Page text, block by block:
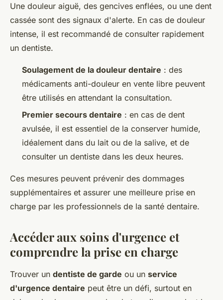
Une douleur aiguë, des gencives enflées, ou une dent
cassée sont des signaux d'alerte. En cas de douleur
intense, il est recommandé de consulter rapidement
un dentiste.
Soulagement de la douleur dentaire : des
médicaments anti-douleur en vente libre peuvent
être utilisés en attendant la consultation.
Premier secours dentaire : en cas de dent
avulsée, il est essentiel de la conserver humide,
idéalement dans du lait ou de la salive, et de
consulter un dentiste dans les deux heures.
Ces mesures peuvent prévenir des dommages
supplémentaires et assurer une meilleure prise en
charge par les professionnels de la santé dentaire.
Accéder aux soins d'urgence et
comprendre la prise en charge
Trouver un dentiste de garde ou un service
d'urgence dentaire peut être un défi, surtout en